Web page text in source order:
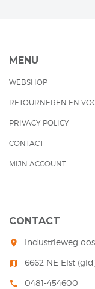
MENU
WEBSHOP
RETOURNEREN EN
PRIVACY POLICY
CONTACT
MIJN ACCOUNT
CONTACT
room Industrieweg
map 6662 NE Elst
call 0481-454600